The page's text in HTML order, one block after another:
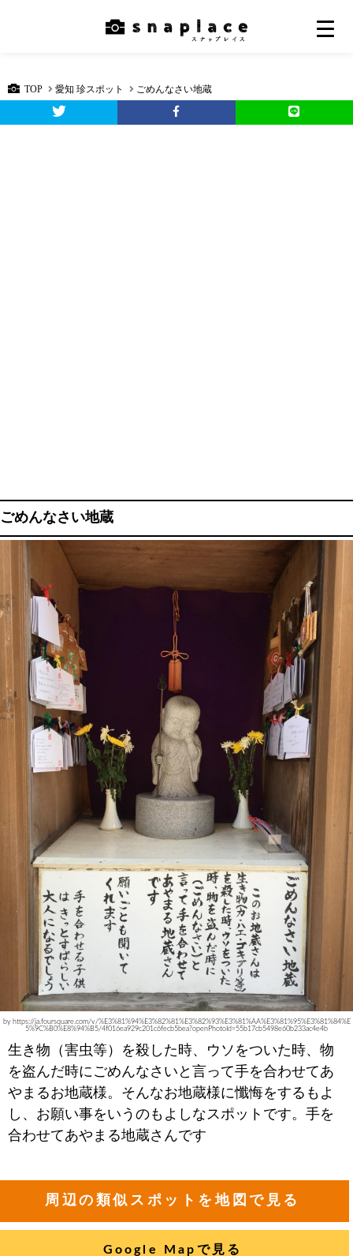
TOP 愛知 珍スポット ごめんなさい地蔵
ごめんなさい地蔵
by https://ja.foursquare.com/v/%E3%81%94%E3%82%81%E3%82%93%E3%81%AA%E3%81%95%E3%81%84%E
5%9C%B0%E8%94%B5/4f016ea929c201c6fecb5bea?openPhotoId=55b17cb5498e60b233ac4e4b
生き物（害虫等）を殺した時、ウソをついた時、物
を盗んだ時にごめんなさいと言って手を合わせてあ
やまるお地蔵様。そんなお地蔵様に懺悔をするもよ
し、お願い事をいうのもよしなスポットです。手を
合わせてあやまる地蔵さんです
周辺の類似スポットを地図で見る
Google Mapで見る